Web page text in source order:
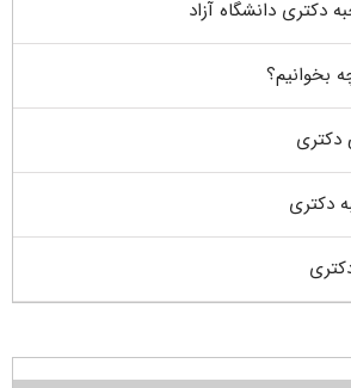
دکتری دانشگاه آزاد
بخوانیم؟
دکتری
دکتری